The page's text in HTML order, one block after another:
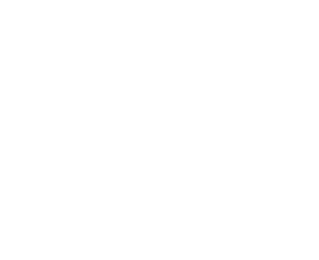
とても美味しかったです。
しを注文して楽しみにたい